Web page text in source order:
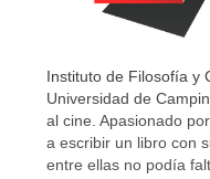
Instituto de Filosofía y
Universidad de
al cine. Apasionado
a escribir un libro con
entre ellas no podía